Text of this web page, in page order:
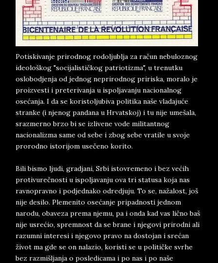
Potiskivanje prirodnog rodoljublja za račun nebuloznog
ideološkog "socijalističkog patriotizma", u trenutku
oslobodjenja od jednog neprirodnog pririska, moralo je
proizvesti i preterivanja u ispoljavanju nacionalnog
osećanja. I da se koristoljubiva politika naše vladajuće
stranke (i njenog pandana u Hrvatskoj) i tu nije umešala,
srazmerno brzo bi se izlivene vode militantnog
nacionalizma same od sebe i zbog sebe vratile u svoje
prorodno istorijom usečeno korito.
Bili bismo ljudi, gradjani, Srbi istovremeno i bez većih
protivurečnosti u ispoljavanju ova tri statusa koja nas
ravnopravno i podjednako odredjuju. To se, nažalost, još
nije desilo. Plemenito osećanje pripadnosti jednom
narodu, obaveza prema njemu, pa i onda kad vas lično baš
nije usrećio, spremnost da se brane i njegovi prirodni ali
razumni interesi i njegovo pravo na dostojan i srećan
život ma gde se on nalazio, koristi se u političke svrhe
bez razmišljanja o posledicama i po nas i po naše